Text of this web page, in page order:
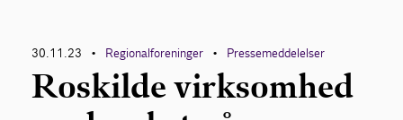
30.11.23 • Regionalforeninger • Pressemeddelelser
Roskilde virksomhed